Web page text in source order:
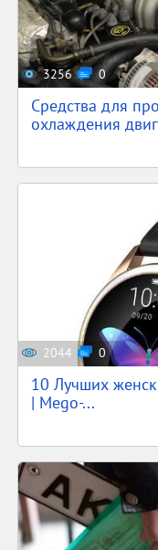
3256 0
Средства для
охлаждения
2044 0
10 Лучших
| Mego-...